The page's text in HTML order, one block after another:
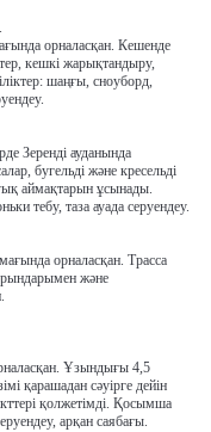
орналасқан. Кешенде
кешкі жарықтандыру,
шаңғы, сноуборд,
Зеренді ауданында
бугельді және кресельді
аймақтарын ұсынады.
тебу, таза ауада серуендеу.
орналасқан. Трасса
және
Ұзындығы 4,5
қарашадан сәуірге дейін
қолжетімді. Қосымша
арқан саябағы.